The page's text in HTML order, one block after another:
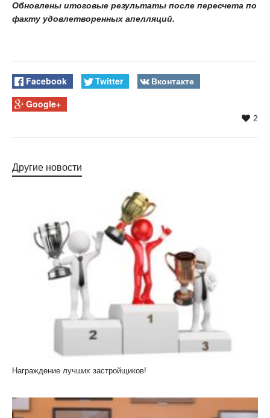
Обновлены итоговые результаты после пересчета по
факту удовлетворенных апелляций.
Facebook Twitter
Вконтакте
Google+
2
Другие новости
Награждение лучших застройщиков!